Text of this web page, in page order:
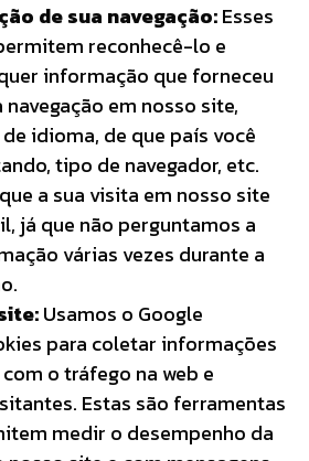
de sua navegação:Esses
reconhecê-lo e
informação que forneceu
navegação em nosso site,
idioma, de que país você
tipo de navegador, etc.
a sua visita em nosso site
já que não perguntamos a
várias vezes durante a
Usamos o Google
para coletar informações
o tráfego na web e
Estas são ferramentas
medir o desempenho da